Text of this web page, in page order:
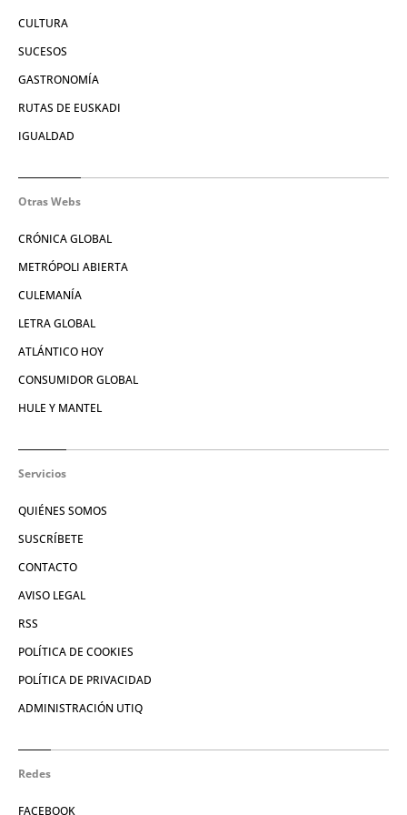
CULTURA
SUCESOS
GASTRONOMÍA
RUTAS DE EUSKADI
IGUALDAD
Otras Webs
CRÓNICA GLOBAL
METRÓPOLI ABIERTA
CULEMANÍA
LETRA GLOBAL
ATLÁNTICO HOY
CONSUMIDOR GLOBAL
HULE Y MANTEL
Servicios
QUIÉNES SOMOS
SUSCRÍBETE
CONTACTO
AVISO LEGAL
RSS
POLÍTICA DE COOKIES
POLÍTICA DE PRIVACIDAD
ADMINISTRACIÓN UTIQ
Redes
FACEBOOK